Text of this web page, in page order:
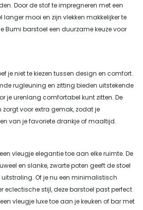
Door de stof te impregneren met een
langer mooi en zijn vlekken makkelijker te
Bumi barstoel een duurzame keuze voor
je niet te kiezen tussen design en comfort.
rugleuning en zitting bieden uitstekende
je urenlang comfortabel kunt zitten. De
voor extra gemak, zodat je
van je favoriete drankje of maaltijd.
vleugje elegantie toe aan elke ruimte. De
en slanke, zwarte poten geeft de stoel
Of je nu een minimalistisch
eclectische stijl, deze barstoel past perfect
vleugje luxe toe aan je keuken of bar met